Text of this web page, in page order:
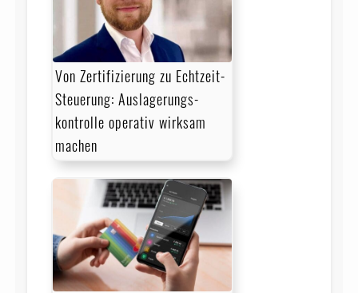
Von Zertifizierung zu Echtzeit-
Steuerung: Auslagerungs­
kontrolle operativ wirksam
machen